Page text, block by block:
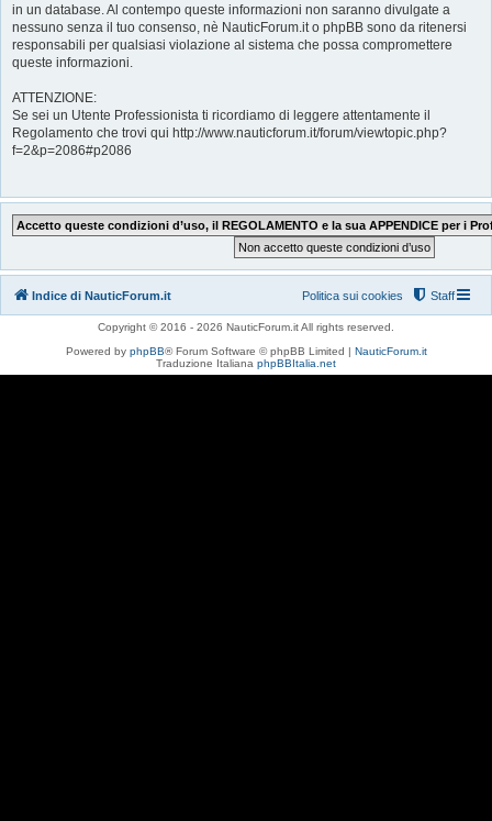
in un database. Al contempo queste informazioni non saranno divulgate a
nessuno senza il tuo consenso, nè NauticForum.it o phpBB sono da ritenersi
responsabili per qualsiasi violazione al sistema che possa compromettere
queste informazioni.
ATTENZIONE:
Se sei un Utente Professionista ti ricordiamo di leggere attentamente il
Regolamento che trovi qui http://www.nauticforum.it/forum/viewtopic.php?
f=2&p=2086#p2086
Indice di NauticForum.it Staff
Politica sui cookies
Copyright © 2016 - 2026 NauticForum.it All rights reserved.
Powered by phpBB® Forum Software © phpBB Limited | NauticForum.it
Traduzione Italiana phpBBItalia.net